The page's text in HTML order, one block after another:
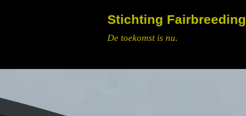
Stichting Fairbreeding
De toekomst is nu.